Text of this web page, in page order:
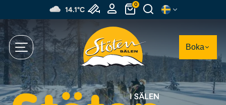
till
huvudinnehållet
14.1°C
0
Boka